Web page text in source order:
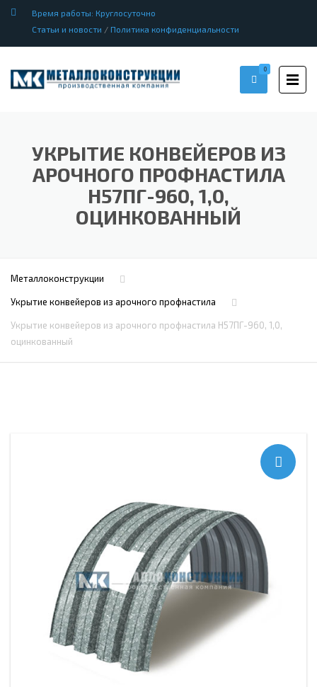
Время работы: Круглосуточно
Статьи и новости / Политика конфиденциальности
0
УКРЫТИЕ КОНВЕЙЕРОВ ИЗ
АРОЧНОГО ПРОФНАСТИЛА
Н57ПГ-960, 1,0,
ОЦИНКОВАННЫЙ
Металлоконструкции
Укрытие конвейеров из арочного профнастила
Укрытие конвейеров из арочного профнастила Н57ПГ-960, 1,0,
оцинкованный